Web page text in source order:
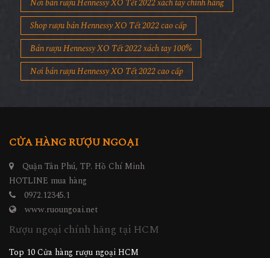
Nơi bán rượu Hennessy XO Tết 2022 xách tay chính hãng
Shop rượu bán Hennessy XO Tết 2022 cao cấp
Bán rượu Hennessy XO Tết 2022 xách tay 100%
Nơi bán rượu Hennessy XO Tết 2022 cao cấp
Quận Tân Phú, TP. Hồ Chí Minh
HOTLINE mua hàng
0972.12345.1
www.ruoungoai.net